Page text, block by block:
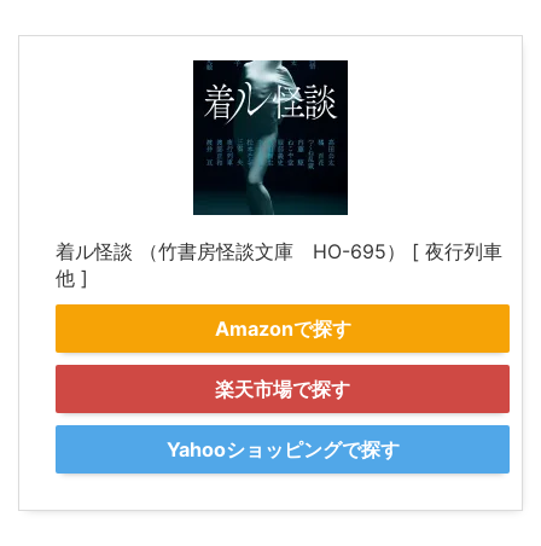
着ル怪談 （竹書房怪談文庫 HO-695） [ 夜行列車
他 ]
Amazonで探す
楽天市場で探す
Yahooショッピングで探す